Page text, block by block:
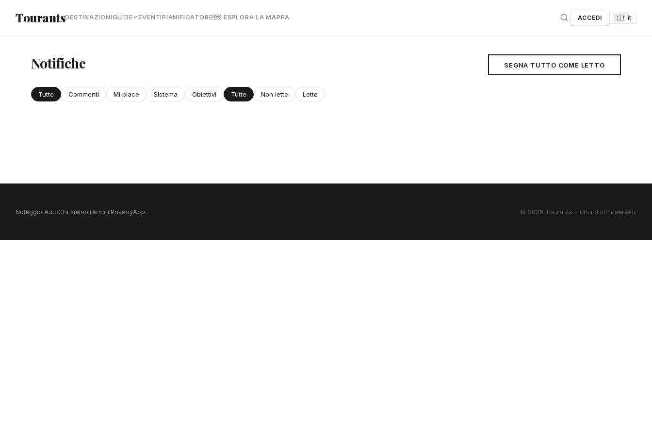
TourantsDESTINAZIONIGUIDE EVENTIPIANIFICATORE🗺 ESPLORA LA MAPPA ACCEDI 🇮🇹 it
Notifiche SEGNA TUTTO COME LETTO
Tutte Commenti Mi piace Sistema Obiettivi Tutte Non lette Lette
Noleggio AutoChi siamoTerminiPrivacyApp © 2026 Tourants. Tutti i diritti riservati.